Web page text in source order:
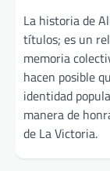
La historia de
títulos; es un
memoria
hacen posible
identidad
manera de
de La Victoria.